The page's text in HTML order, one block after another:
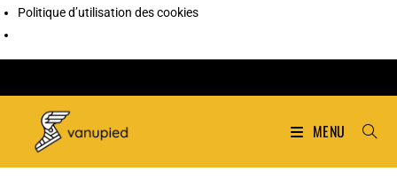
Politique d’utilisation des cookies
MENU